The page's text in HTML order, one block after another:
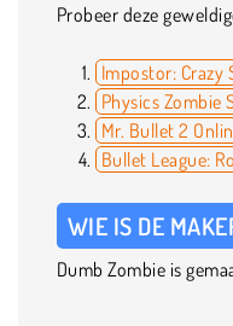
Probeer deze
Impostor: Crazy
Physics Zombie
Mr. Bullet 2
Bullet League:
WIE IS DE
Dumb Zombie is